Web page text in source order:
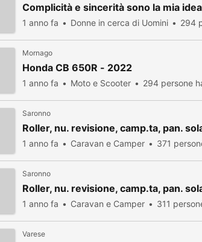
Complicità e sincerità sono la mia idea
1 anno fa Donne in cerca di Uomini 294
Mornago
Honda CB 650R - 2022
1 anno fa Moto e Scooter 294 persone
Saronno
Roller, nu. revisione, camp.ta, pan.
1 anno fa Caravan e Camper 371
Saronno
Roller, nu. revisione, camp.ta, pan.
1 anno fa Caravan e Camper 311
Varese